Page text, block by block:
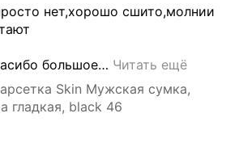
нет,хорошо сшито,молнии
большое… Читать ещё
Skin Мужская сумка,
гладкая, black 46